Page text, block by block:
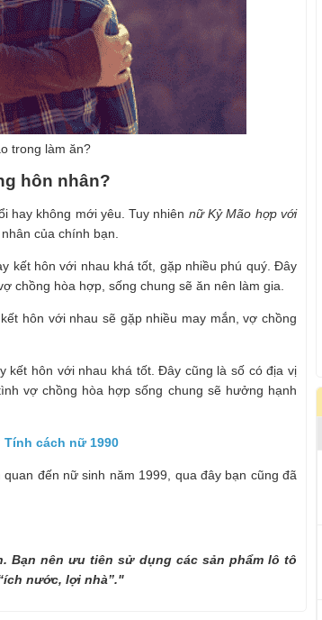
trong làm ăn?
hôn nhân?
hay không mới yêu. Tuy nhiên nữ Kỷ Mão hợp với
của chính bạn.
kết hôn với nhau khá tốt, gặp nhiều phú quý. Đây
chồng hòa hợp, sống chung sẽ ăn nên làm gia.
hôn với nhau sẽ gặp nhiều may mắn, vợ chồng
kết hôn với nhau khá tốt. Đây cũng là số có địa vị
vợ chồng hòa hợp sống chung sẽ hưởng hạnh
cách nữ 1990
đến nữ sinh năm 1999, qua đây bạn cũng đã
Bạn nên ưu tiên sử dụng các sản phẩm lô tô
nước, lợi nhà”."